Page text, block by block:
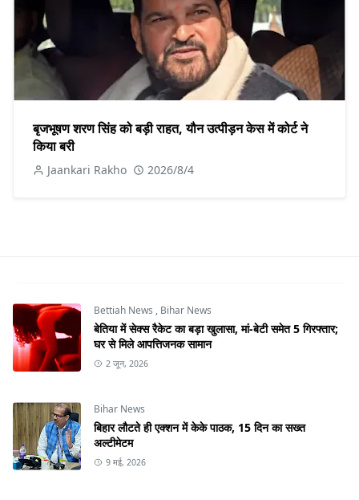
बृजभूषण शरण सिंह को बड़ी राहत, यौन उत्पीड़न केस में कोर्ट ने
किया बरी
Jaankari Rakho 2026/8/4
Bettiah News , Bihar News
बेतिया में सेक्स रैकेट का बड़ा खुलासा, मां-बेटी समेत 5 गिरफ्तार;
घर से मिले आपत्तिजनक सामान
2 जून, 2026
Bihar News
बिहार लौटते ही एक्शन में केके पाठक, 15 दिन का सख्त
अल्टीमेटम
9 मई, 2026